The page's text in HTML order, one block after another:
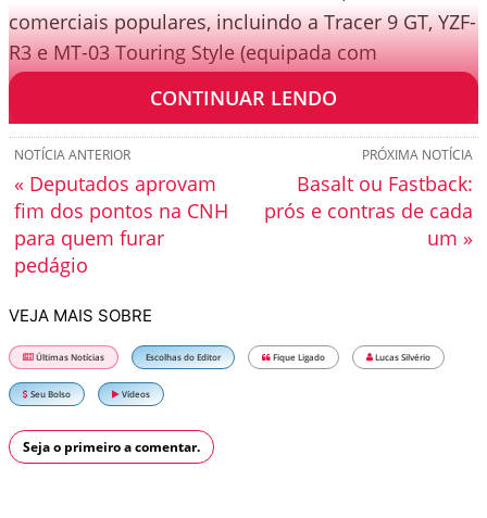
comerciais populares, incluindo a Tracer 9 GT, YZF-
R3 e MT-03 Touring Style (equipada com
acessórios Y’s Gear), estarão expostas.
CONTINUAR LENDO
PRÓXIMA NOTÍCIA
Basalt ou Fastback:
prós e contras de cada
um »
NOTÍCIA ANTERIOR
« Deputados aprovam
fim dos pontos na CNH
para quem furar
pedágio
VEJA MAIS SOBRE
Últimas Notícias Escolhas do Editor Fique Ligado Lucas Silvério
Seu Bolso Vídeos
Seja o primeiro a comentar.